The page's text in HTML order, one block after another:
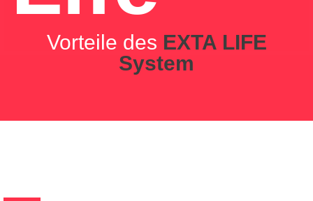
Vorteile des EXTA LIFE
System